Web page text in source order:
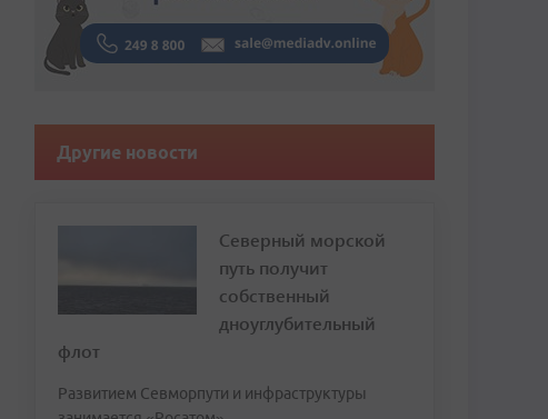
Другие новости
Северный морской
путь получит
собственный
дноуглубительный
флот
Развитием Севморпути и инфраструктуры